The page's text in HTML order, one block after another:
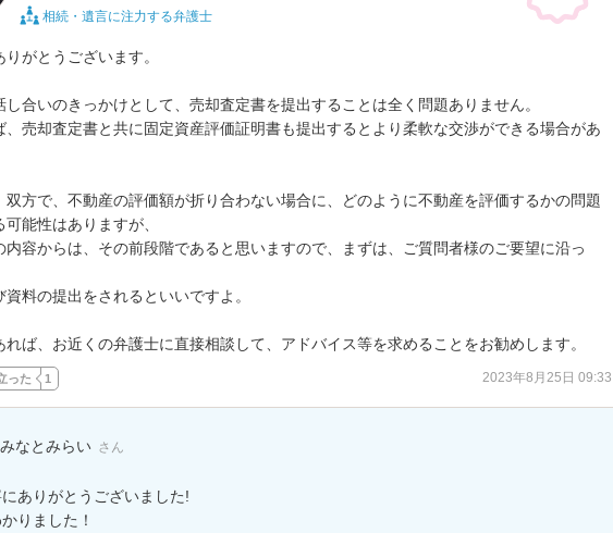
相続・遺言に注力する弁護士
りがとうございます。
し合いのきっかけとして、売却査定書を提出することは全く問題ありません。
、売却査定書と共に固定資産評価証明書も提出するとより柔軟な交渉ができる場合があ
双方で、不動産の評価額が折り合わない場合に、どのように不動産を評価するかの問題
可能性はありますが、
内容からは、その前段階であると思いますので、まずは、ご質問者様のご要望に沿っ
資料の提出をされるといいですよ。
れば、お近くの弁護士に直接相談して、アドバイス等を求めることをお勧めします。
った 1 2023年8月25日 09:33
みなとみらい さん
にありがとうございました!
りました！